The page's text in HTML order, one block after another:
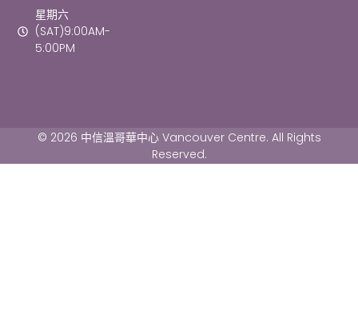
星期六
(SAT)9:00AM-
5:00PM
© 2026 中信溫哥華中心 Vancouver Centre. All Rights
Reserved.